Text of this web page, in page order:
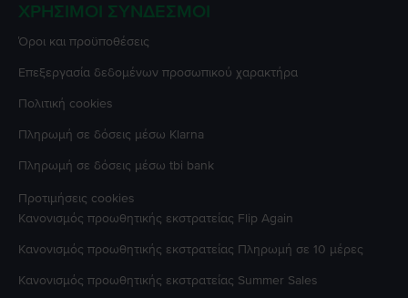
ΧΡΉΣΙΜΟΙ ΣΎΝΔΕΣΜΟΙ
Όροι και προϋποθέσεις
Επεξεργασία δεδομένων προσωπικού χαρακτήρα
Πολιτική cookies
Πληρωμή σε δόσεις μέσω Klarna
Πληρωμή σε δόσεις μέσω tbi bank
Προτιμήσεις cookies
Κανονισμός προωθητικής εκστρατείας Flip Again
Κανονισμός προωθητικής εκστρατείας Πληρωμή σε 10 μέρες
Κανονισμός προωθητικής εκστρατείας Summer Sales